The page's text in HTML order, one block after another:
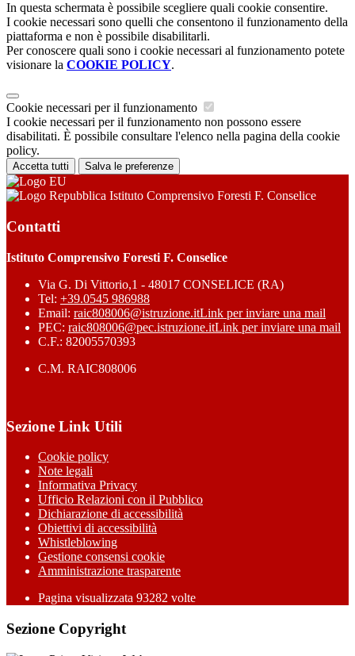
In questa schermata è possibile scegliere quali cookie consentire.
I cookie necessari sono quelli che consentono il funzionamento della
piattaforma e non è possibile disabilitarli.
Per conoscere quali sono i cookie necessari al funzionamento potete
visionare la COOKIE POLICY.
Cookie necessari per il funzionamento
I cookie necessari per il funzionamento non possono essere
disabilitati. È possibile consultare l'elenco nella pagina della cookie
policy.
Accetta tutti Salva le preferenze
Istituto Comprensivo Foresti F. Conselice
Contatti
Istituto Comprensivo Foresti F. Conselice
Via G. Di Vittorio,1 - 48017 CONSELICE (RA)
Tel: +39.0545 986988
Email: raic808006@istruzione.itLink per inviare una mail
PEC: raic808006@pec.istruzione.itLink per inviare una mail
C.F.: 82005570393
C.M. RAIC808006
Sezione Link Utili
Cookie policy
Note legali
Informativa Privacy
Ufficio Relazioni con il Pubblico
Dichiarazione di accessibilità
Obiettivi di accessibilità
Whistleblowing
Gestione consensi cookie
Amministrazione trasparente
Pagina visualizzata 93282 volte
Sezione Copyright